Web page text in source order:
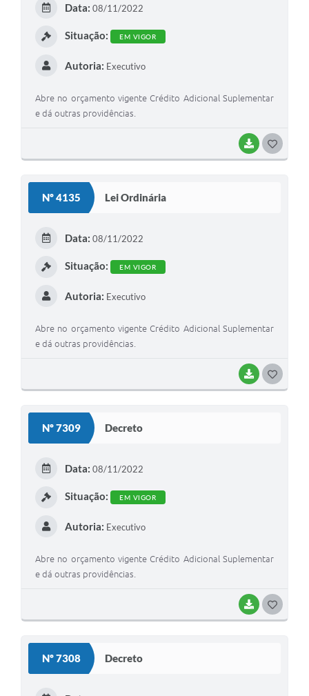
BAIXAR
Data: 08/11/2022
Situação: EM VIGOR
Autoria: Executivo
Abre no orçamento vigente Crédito Adicional Suplementar
e dá outras providências.
Nº 4135 Lei Ordinária
BAIXAR
Data: 08/11/2022
Situação: EM VIGOR
Autoria: Executivo
Abre no orçamento vigente Crédito Adicional Suplementar
e dá outras providências.
Nº 7309 Decreto
BAIXAR
Data: 08/11/2022
Situação: EM VIGOR
Autoria: Executivo
Abre no orçamento vigente Crédito Adicional Suplementar
e dá outras providências.
Nº 7308 Decreto